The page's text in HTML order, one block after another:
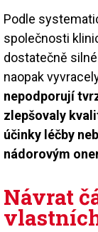
Podle
společnosti
dostatečně
naopak
nepodporují
zlepšovaly
účinky léčby
nádorovým
Návrat